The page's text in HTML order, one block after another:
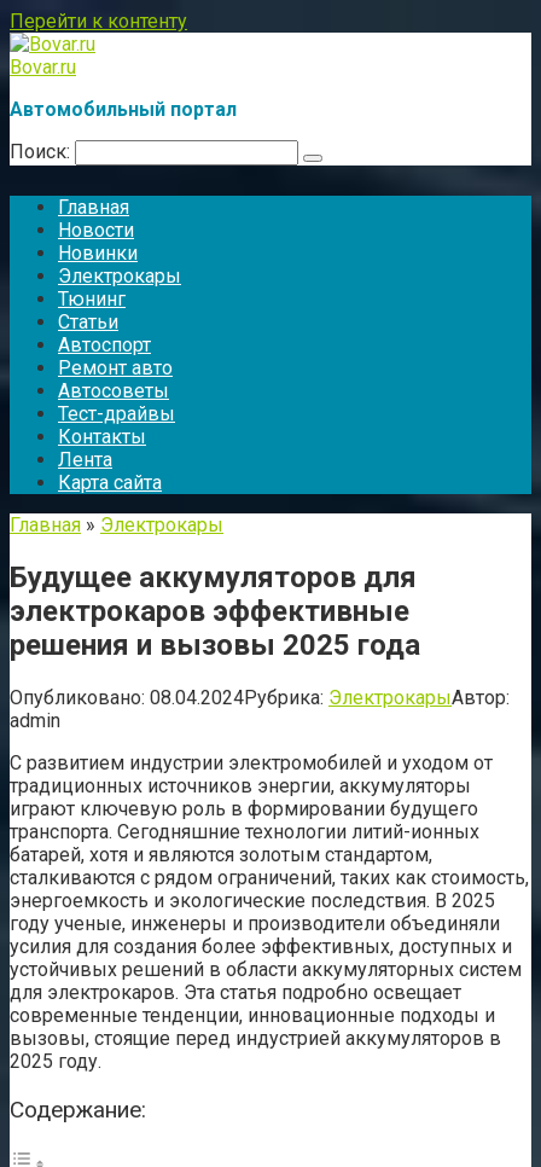
Перейти к контенту
Bovar.ru
Автомобильный портал
Поиск:
Главная
Новости
Новинки
Электрокары
Тюнинг
Статьи
Автоспорт
Ремонт авто
Автосоветы
Тест-драйвы
Контакты
Лента
Карта сайта
Главная » Электрокары
Будущее аккумуляторов для
электрокаров эффективные
решения и вызовы 2025 года
Опубликовано: 08.04.2024Рубрика: ЭлектрокарыАвтор:
admin
С развитием индустрии электромобилей и уходом от
традиционных источников энергии, аккумуляторы
играют ключевую роль в формировании будущего
транспорта. Сегодняшние технологии литий-ионных
батарей, хотя и являются золотым стандартом,
сталкиваются с рядом ограничений, таких как стоимость,
энергоемкость и экологические последствия. В 2025
году ученые, инженеры и производители объединяли
усилия для создания более эффективных, доступных и
устойчивых решений в области аккумуляторных систем
для электрокаров. Эта статья подробно освещает
современные тенденции, инновационные подходы и
вызовы, стоящие перед индустрией аккумуляторов в
2025 году.
Содержание: